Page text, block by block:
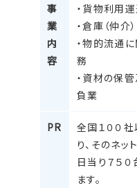
事
業
内
容
・貨物利用
・倉庫（仲介）
・物的流通
務
・資材の保
負業
PR
全国１００
り、そのネッ
日当り７５
ます。